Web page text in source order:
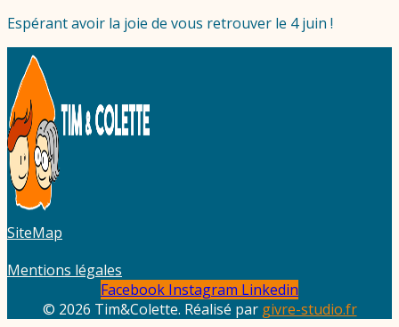
Espérant avoir la joie de vous retrouver le 4 juin !
SiteMap
Mentions légales
Facebook Instagram Linkedin
© 2026 Tim&Colette. Réalisé par givre-studio.fr